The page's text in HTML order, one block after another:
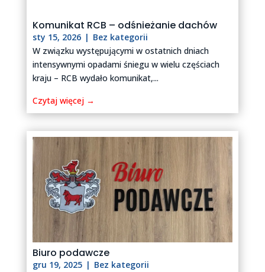
Komunikat RCB – odśnieżanie dachów
sty 15, 2026 | Bez kategorii
W związku występującymi w ostatnich dniach
intensywnymi opadami śniegu w wielu częściach
kraju – RCB wydało komunikat,...
Czytaj więcej →
Biuro podawcze
gru 19, 2025 | Bez kategorii